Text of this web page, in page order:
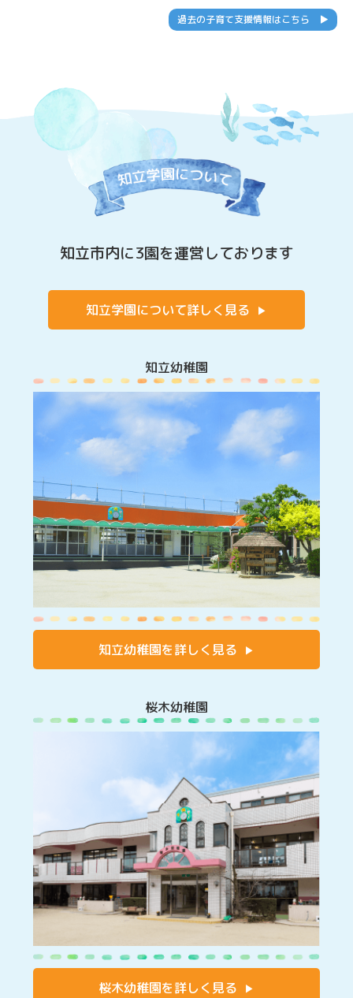
過去の子育て支援情報はこちら ▶
知立市内に3園を運営しております
知立学園について詳しく見る
知立幼稚園
知立幼稚園を詳しく見る
桜木幼稚園
桜木幼稚園を詳しく見る